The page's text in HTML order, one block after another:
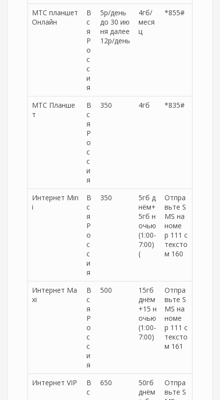
МТС планшет
Онлайн
В
с
я
Р
о
с
с
и
я
5р/день
до 30 ию
ня далее
12р/день
4гб/
меся
ц
*855#
МТС Планше
т
В
с
я
Р
о
с
с
и
я
350 4гб *835#
Интернет Min
i
В
с
я
Р
о
с
с
и
я
350
5гб д
нём+
5гб н
очью
(1:00-
7:00)
(
Отпра
вьте S
MS на
номе
р 111 с
тексто
м 160
Интернет Ma
xi
В
с
я
Р
о
с
с
и
я
500
15гб
днём
+15 н
очью
(1:00-
7:00)
Отпра
вьте S
MS на
номе
р 111 с
тексто
м 161
Интернет VIP
В
с
650
50гб
днём
Отпра
вьте S